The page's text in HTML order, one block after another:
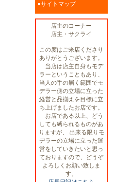
サイトマップ
店主のコーナー
店主・サクライ
この度はご来店くださり
ありがとうございます。
当店は店主自身もモデ
ラーということもあり、
当人の手の届く範囲でモ
デラー側の立場に立った
経営と品揃えを目標に立
ち上げましたお店です。
お店である以上、どう
しても縛られるものがあ
りますが、 出来る限りモ
デラーの立場に立った運
営をしていきたいと思っ
ておりますので、どうぞ
よろしくお願い致しま
す。